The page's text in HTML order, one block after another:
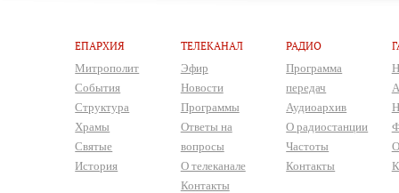
ЕПАРХИЯ
Митрополит
События
Структура
Храмы
Святые
История
ТЕЛЕКАНАЛ
Эфир
Новости
Программы
Ответы на
вопросы
О телеканале
Контакты
РАДИО
Программа
передач
Аудиоархив
О радиостанции
Частоты
Контакты